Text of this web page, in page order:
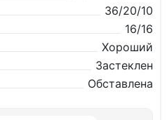
36/20/10
16/16
Хороший
Застеклен
Обставлена